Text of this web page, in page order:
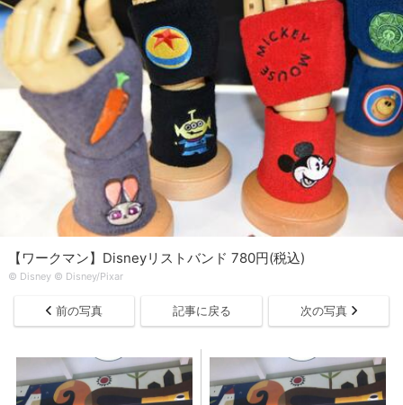
【ワークマン】Disneyリストバンド 780円(税込)
© Disney © Disney/Pixar
前の写真 記事に戻る 次の写真